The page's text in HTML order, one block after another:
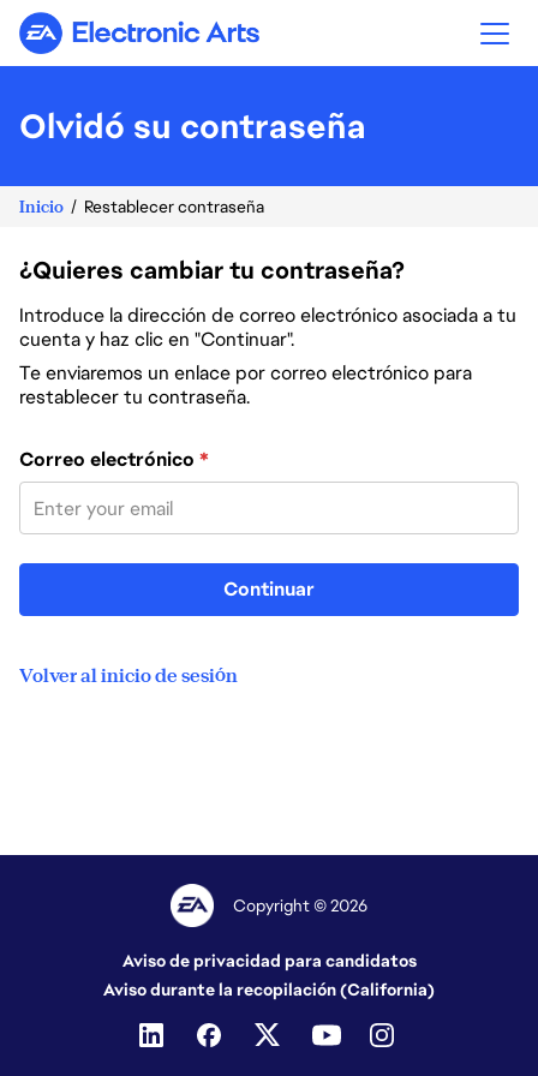
Electronic Arts
Olvidó su contraseña
Inicio Restablecer contraseña
¿Quieres cambiar tu contraseña?
Introduce la dirección de correo electrónico asociada a tu
cuenta y haz clic en "Continuar".
Te enviaremos un enlace por correo electrónico para
restablecer tu contraseña.
Restablece la contraseña con tu correo electrónico
Correo electrónico *
Continuar
Volver al inicio de sesión
Copyright © 2026
Aviso de privacidad para candidatos
Aviso durante la recopilación (California)